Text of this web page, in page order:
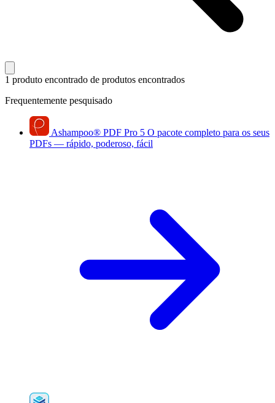
1 produto encontrado de produtos encontrados
Frequentemente pesquisado
Ashampoo® PDF Pro 5 O pacote completo para os seus
PDFs — rápido, poderoso, fácil